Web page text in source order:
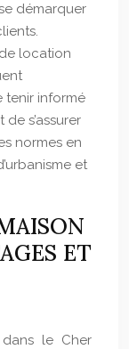
démarquer
location
tenir informé
s’assurer
normes en
et
ET
le Cher